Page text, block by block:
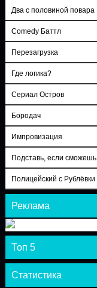
Два с половиной повара
Comedy Баттл
Перезагрузка
Где логика?
Сериал Остров
Бородач
Импровизация
Подставь, если сможешь
Полицейский с Рублёвки
Реклама
Топ 5
Статистика